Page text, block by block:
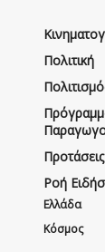
Πολιτική
Προτάσεις
Ροή
Ελλάδα
Κόσμος